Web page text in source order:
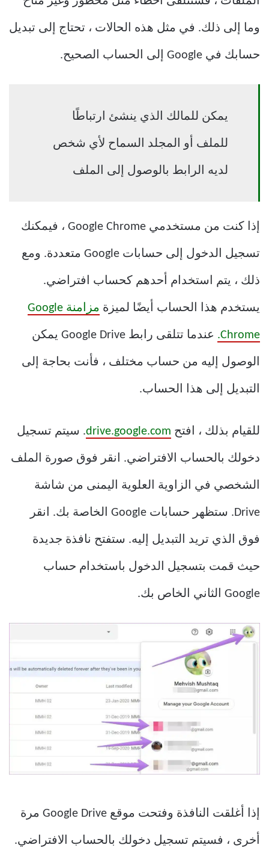
وما إلى ذلك. في مثل هذه الحالات ، تحتاج إلى تبديل
حسابك في Google إلى الحساب الصحيح.
يمكن للمالك الذي ينشئ ارتباطًا
للملف أو المجلد السماح لأي شخص
لديه الرابط بالوصول إلى الملف
إذا كنت من مستخدمي Google Chrome ، فيمكنك
تسجيل الدخول إلى حسابات Google متعددة. ومع
ذلك ، يتم استخدام أحدهم كحساب افتراضي.
يستخدم هذا الحساب أيضًا لميزة مزامنة Google
Chrome. عندما تتلقى رابط Google Drive يمكن
الوصول إليه من حساب مختلف ، فأنت بحاجة إلى
التبديل إلى هذا الحساب.
للقيام بذلك ، افتح drive.google.com. سيتم تسجيل
دخولك بالحساب الافتراضي. انقر فوق صورة الملف
الشخصي في الزاوية العلوية اليمنى من شاشة
Drive. ستظهر حسابات Google الخاصة بك. انقر
فوق الذي تريد التبديل إليه. ستفتح نافذة جديدة
حيث قمت بتسجيل الدخول باستخدام حساب
Google الثاني الخاص بك.
إذا أغلقت النافذة وفتحت موقع Google Drive مرة
أخرى ، فسيتم تسجيل دخولك بالحساب الافتراضي.